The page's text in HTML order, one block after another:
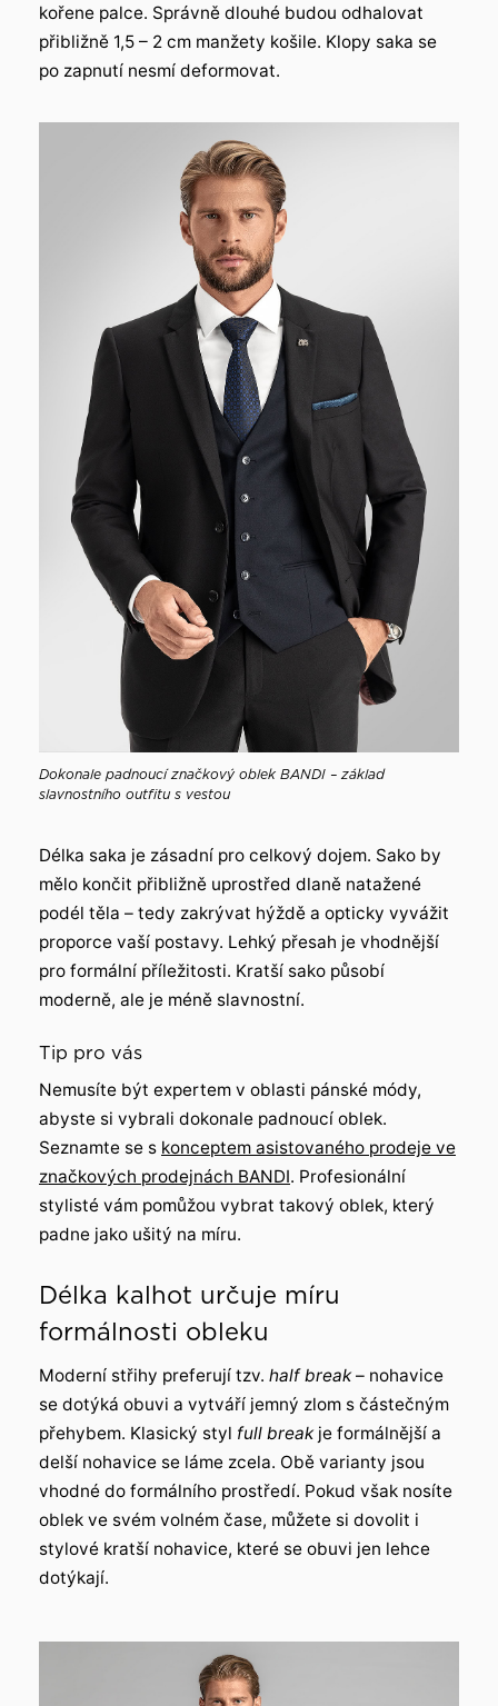
kořene palce. Správně dlouhé budou odhalovat
přibližně 1,5 – 2 cm manžety košile. Klopy saka se
po zapnutí nesmí deformovat.
Dokonale padnoucí značkový oblek BANDI – základ
slavnostního outfitu s vestou
Délka saka je zásadní pro celkový dojem. Sako by
mělo končit přibližně uprostřed dlaně natažené
podél těla – tedy zakrývat hýždě a opticky vyvážit
proporce vaší postavy. Lehký přesah je vhodnější
pro formální příležitosti. Kratší sako působí
moderně, ale je méně slavnostní.
Tip pro vás
Nemusíte být expertem v oblasti pánské módy,
abyste si vybrali dokonale padnoucí oblek.
Seznamte se s konceptem asistovaného prodeje ve
značkových prodejnách BANDI. Profesionální
stylisté vám pomůžou vybrat takový oblek, který
padne jako ušitý na míru.
Délka kalhot určuje míru
formálnosti obleku
Moderní střihy preferují tzv. half break– nohavice
se dotýká obuvi a vytváří jemný zlom s částečným
přehybem. Klasický styl full breakje formálnější a
delší nohavice se láme zcela. Obě varianty jsou
vhodné do formálního prostředí. Pokud však nosíte
oblek ve svém volném čase, můžete si dovolit i
stylové kratší nohavice, které se obuvi jen lehce
dotýkají.